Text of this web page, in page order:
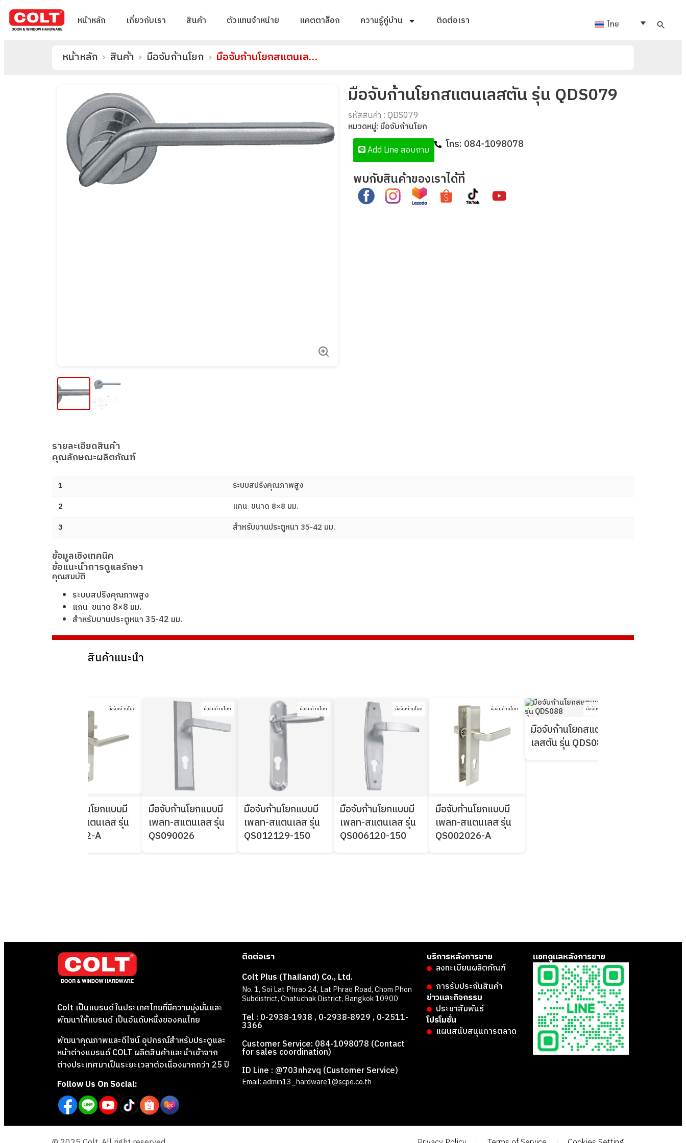
หน้าหลัก เกี่ยวกับเรา สินค้า ตัวแทนจำหน่าย แคตตาล็อก ความรู้คู่บ้าน ติดต่อเรา ไทย
หน้าหลัก > สินค้า > มือจับก้านโยก > มือจับก้านโยกสแตนเลสตัน รุ่น QDS079
มือจับก้านโยกสแตนเลสตัน รุ่น QDS079
รหัสสินค้า : QDS079
หมวดหมู่: มือจับก้านโยก
Add Line สอบถาม
โทร: 084-1098078
พบกับสินค้าของเราได้ที่
รายละเอียดสินค้า
คุณลักษณะผลิตภัณฑ์
1
ระบบสปริงคุณภาพสูง
2
แกน ขนาด 8×8 มม.
3
สําหรับบานประตูหนา 35-42 มม.
ข้อมูลเชิงเทคนิค
ข้อแนะนำการดูแลรักษา
คุณสมบัติ
ระบบสปริงคุณภาพสูง
แกน ขนาด 8×8 มม.
สําหรับบานประตูหนา 35-42 มม.
สินค้าแนะนำ
มือจับก้านโยก
มือจับก้านโยกแบบมี
เพลท-สแตนเลส รุ่น
K8-3112-A
มือจับก้านโยก
มือจับก้านโยกแบบมี
เพลท-สแตนเลส รุ่น
QS090026
มือจับก้านโยก
มือจับก้านโยกแบบมี
เพลท-สแตนเลส รุ่น
QS012129-150
มือจับก้านโยก
มือจับก้านโยกแบบมี
เพลท-สแตนเลส รุ่น
QS006120-150
มือจับก้านโยก
มือจับก้านโยกแบบมี
เพลท-สแตนเลส รุ่น
QS002026-A
มือจับก้านโยก
มือจับก้านโยกสแตน
เลสตัน รุ่น QDS088
Colt เป็นแบรนด์ในประเทศไทยที่มีความมุ่งมั่นและ
พัฒนาให้แบรนด์ เป็นอันดับหนึ่งของคนไทย
พัฒนาคุณภาพและดีไซน์ อุปกรณ์สำหรับประตูและ
หน้าต่างแบรนด์ COLT ผลิตสินค้าและนำเข้าจาก
ต่างประเทศมาเป็นระยะเวลาต่อเนื่องมากกว่า 25 ปี
Follow Us On Social:
ติดต่อเรา
Colt Plus (Thailand) Co., Ltd.
No. 1, Soi Lat Phrao 24, Lat Phrao Road, Chom Phon
Subdistrict, Chatuchak District, Bangkok 10900
Tel : 0-2938-1938 , 0-2938-8929 , 0-2511-
3366
Customer Service: 084-1098078 (Contact
for sales coordination)
ID Line : @703nhzvq (Customer Service)
Email: admin13_hardware1@scpe.co.th
บริการหลังการขาย
ลงทะเบียนผลิตภัณฑ์
การรับประกันสินค้า
ข่าวและกิจกรรม
ประชาสัมพันธ์
โปรโมชั่น
แผนสนับสนุนการตลาด
แชทดูแลหลังการขาย